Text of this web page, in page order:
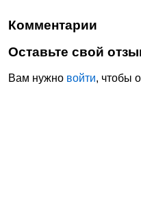
Комментарии
Оставьте свой
Вам нужно войти, чтобы